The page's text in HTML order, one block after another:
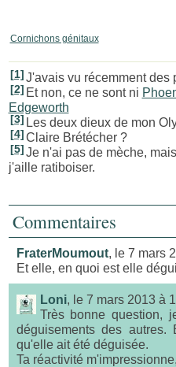
Cornichons génitaux
[1] J'avais vu récemment
[2] Et non, ce ne sont ni
Edgeworth
[3] Les deux dieux de mon
[4] Claire Brétécher ?
[5] Je n'ai pas de mèche,
j'aille ratiboiser.
Commentaires
FraterMoumout, le 7 mars
Et elle, en quoi est elle
Loni, le 7 mars 2013 à
Très bonne question,
déguisements des
qu'elle ait été déguisée.
Ta réactivité